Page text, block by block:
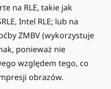
na RLE, takie jak
Intel RLE; lub na
ZMBV (wykorzystuje
ponieważ nie
względem tego, co
obrazów.